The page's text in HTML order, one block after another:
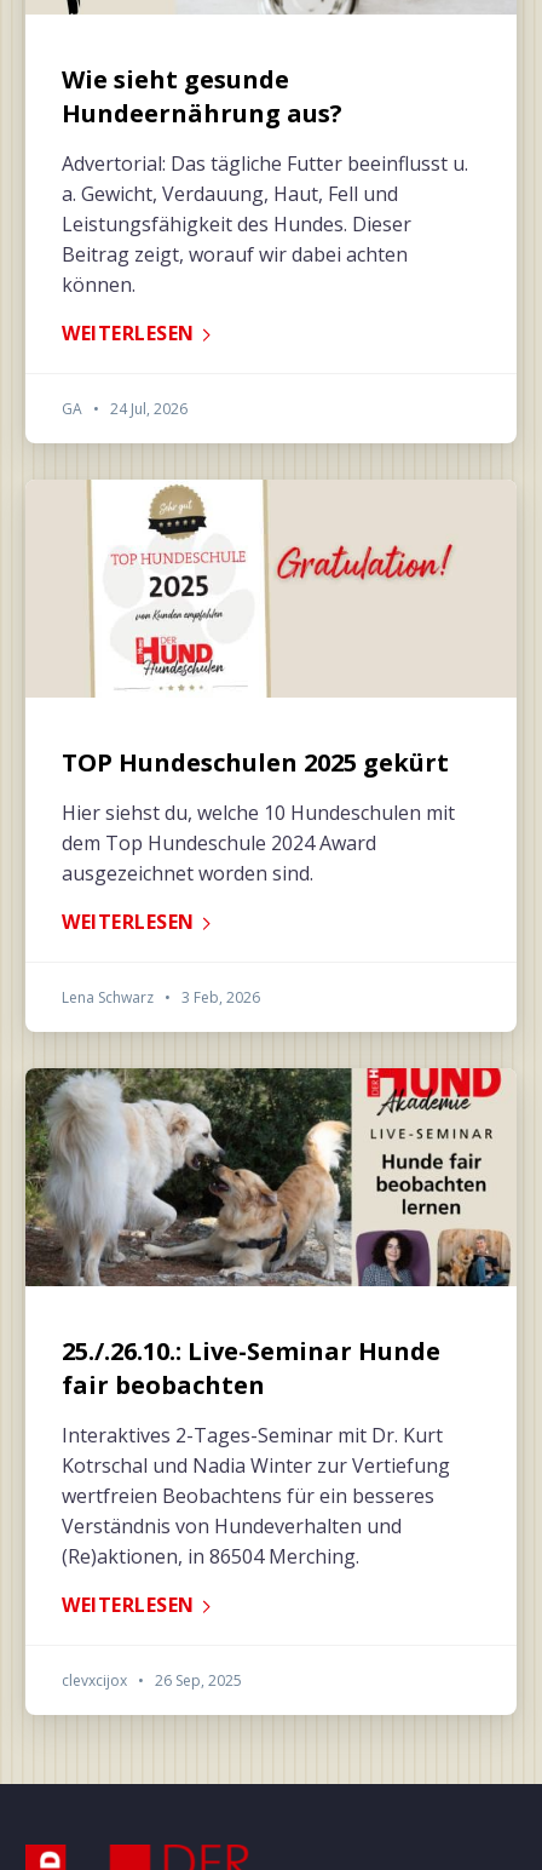
Wie sieht gesunde
Hundeernährung aus?
Advertorial: Das tägliche Futter beeinflusst u.
a. Gewicht, Verdauung, Haut, Fell und
Leistungsfähigkeit des Hundes. Dieser
Beitrag zeigt, worauf wir dabei achten
können.
WEITERLESEN
GA • 24 Jul, 2026
TOP Hundeschulen 2025 gekürt
Hier siehst du, welche 10 Hundeschulen mit
dem Top Hundeschule 2024 Award
ausgezeichnet worden sind.
WEITERLESEN
Lena Schwarz • 3 Feb, 2026
25./.26.10.: Live-Seminar Hunde
fair beobachten
Interaktives 2-Tages-Seminar mit Dr. Kurt
Kotrschal und Nadia Winter zur Vertiefung
wertfreien Beobachtens für ein besseres
Verständnis von Hundeverhalten und
(Re)aktionen, in 86504 Merching.
WEITERLESEN
clevxcijox • 26 Sep, 2025